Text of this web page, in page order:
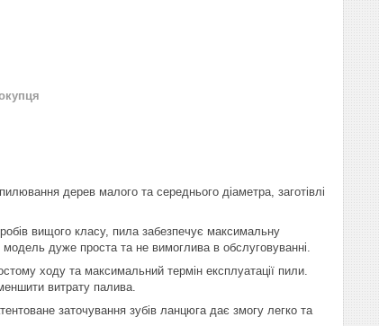
дерев малого та середнього діаметра, заготівлі
вищого класу, пила забезпечує максимальну
дуже проста та не вимоглива в обслуговуванні.
ходу та максимальний термін експлуатації пили.
витрату палива.
заточування зубів ланцюга дає змогу легко та